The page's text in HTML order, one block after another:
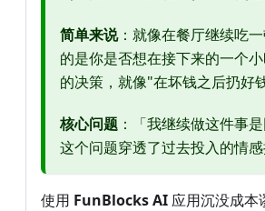
简单来说：就像在餐厅继续吃
的是你是否想在接下来的一个
的决策，就像"在坏钱之后扔好
核心问题 ：「我继续做这件事
这个问题穿透了过去投入的情
使用 FunBlocks AI 应用沉没成本